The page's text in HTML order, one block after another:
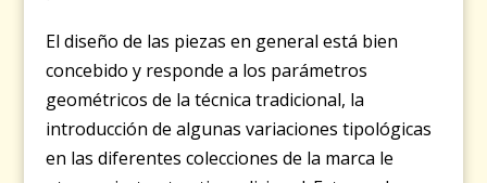
El diseño de las piezas en general está bien
concebido y responde a los parámetros
geométricos de la técnica tradicional, la
introducción de algunas variaciones tipológicas
en las diferentes colecciones de la marca le